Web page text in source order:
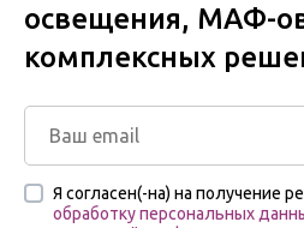
освещения, МАФ-
комплексных
Я согласен(-на) на получение
обработку персональных